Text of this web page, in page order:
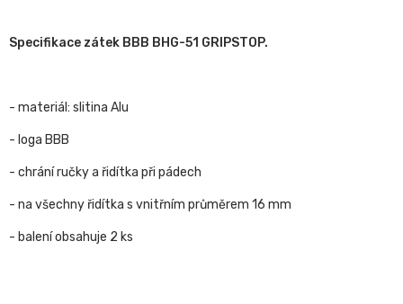
Specifikace zátek BBB BHG-51 GRIPSTOP.
- materiál: slitina Alu
- loga BBB
- chrání ručky a řidítka při pádech
- na všechny řidítka s vnitřním průměrem 16 mm
- balení obsahuje 2 ks